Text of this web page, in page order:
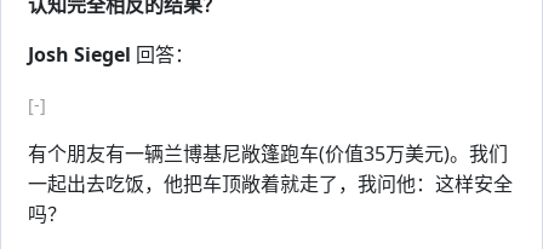
Josh Siegel 回答：
[-]
有个朋友有一辆兰博基尼敞篷跑车(价值35万美元)。我们
一起出去吃饭，他把车顶敞着就走了，我问他：这样安全
吗？